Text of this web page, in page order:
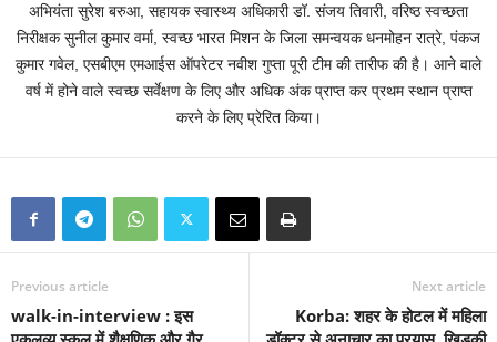
अभियंता सुरेश बरुआ, सहायक स्वास्थ्य अधिकारी डॉ. संजय तिवारी, वरिष्ठ स्वच्छता
निरीक्षक सुनील कुमार वर्मा, स्वच्छ भारत मिशन के जिला समन्वयक धनमोहन रात्रे, पंकज
कुमार गवेल, एसबीएम एमआईस ऑपरेटर नवीश गुप्ता पूरी टीम की तारीफ की है। आने वाले
वर्ष में होने वाले स्वच्छ सर्वेक्षण के लिए और अधिक अंक प्राप्त कर प्रथम स्थान प्राप्त
करने के लिए प्रेरित किया।
Previous article
walk-in-interview : इस
Next article
Korba: शहर के होटल में महिला